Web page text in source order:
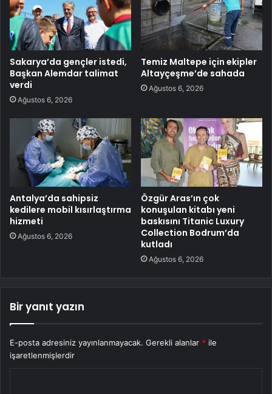
Sakarya’da gençler istedi,
Başkan Alemdar talimat
verdi
Ağustos 6, 2026
Temiz Maltepe için ekipler
Altayçeşme’de sahada
Ağustos 6, 2026
Antalya’da sahipsiz
kedilere mobil kısırlaştırma
hizmeti
Ağustos 6, 2026
Özgür Aras’ın çok
konuşulan kitabı yeni
baskısını Titanic Luxury
Collection Bodrum’da
kutladı
Ağustos 6, 2026
Bir yanıt yazın
E-posta adresiniz yayınlanmayacak. Gerekli alanlar * ile
işaretlenmişlerdir